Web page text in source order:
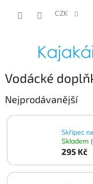
CZK
Vodácké
Nejprodávanější
Skřipec
Skladem
295 Kč